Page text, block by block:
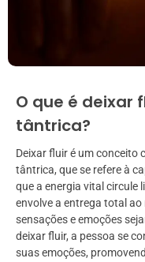
O que é deixar
tântrica?
Deixar fluir é um conceito
tântrica, que se refere à
que a energia vital circule
envolve a entrega total
sensações e emoções
deixar fluir, a pessoa se
suas emoções,